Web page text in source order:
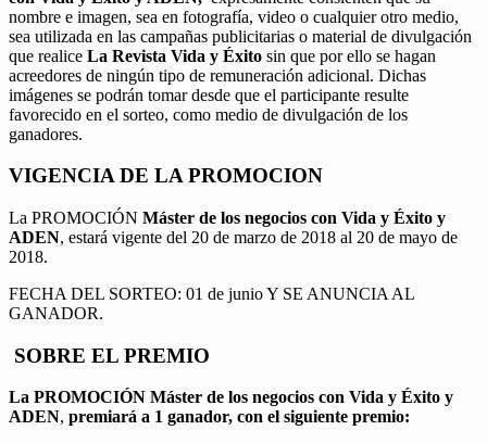
nombre e imagen, sea en fotografía, video o cualquier otro medio,
sea utilizada en las campañas publicitarias o material de divulgación
que realice La Revista Vida y Éxito sin que por ello se hagan
acreedores de ningún tipo de remuneración adicional. Dichas
imágenes se podrán tomar desde que el participante resulte
favorecido en el sorteo, como medio de divulgación de los
ganadores.
VIGENCIA DE LA PROMOCION
La PROMOCIÓN Máster de los negocios con Vida y Éxito y
ADEN, estará vigente del 20 de marzo de 2018 al 20 de mayo de
2018.
FECHA DEL SORTEO: 01 de junio Y SE ANUNCIA AL
GANADOR.
SOBRE EL PREMIO
La PROMOCIÓN Máster de los negocios con Vida y Éxito y
ADEN, premiará a 1 ganador, con el siguiente premio: